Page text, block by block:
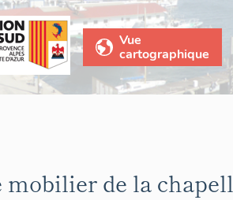
Vue
cartographique
mobilier de la